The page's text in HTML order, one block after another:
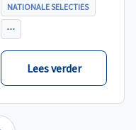
wedstrijd, tegen Nieuw-
Zeeland U21, werd zoals
verwacht met ruime
cijfers gewonnen.
NATIONALE SELECTIES
Lees verder